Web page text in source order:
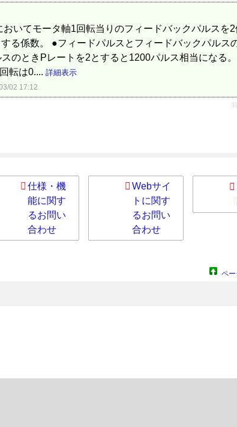
いてモータ軸1回転当りのフィードバックパルスを
る係数。 ●フィードパルスとフィードバックパルス
のときPレートを2とすると1200パルス相当になる
転は0.... 詳細表示
02 17:12
仕様・機
能に関す
るお問い
合わせ
Webサイ
トに関す
るお問い
合わせ
ペ